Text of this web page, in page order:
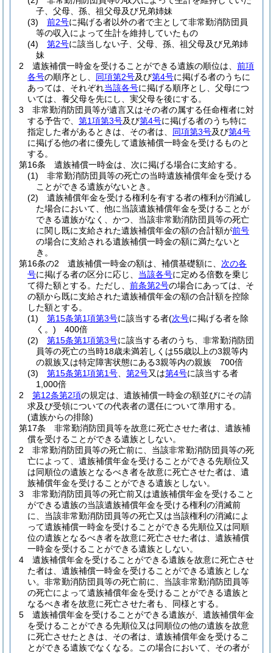
子、父母、孫、祖父母及び兄弟姉妹
(3)
前2号に掲げる者以外の者で主として非常勤消防団員
等の収入によって生計を維持していたもの
(4)
第2号に該当しない子、父母、孫、祖父母及び兄弟姉
妹
2
遺族補償一時金を受けることができる遺族の順位は、 前項
各号の順序とし、 同項第2号及び第4号に掲げる者のうちに
あっては、それぞれ当該各号に掲げる順序とし、父母につ
いては、養父母を先にし、実父母を後にする。
3
非常勤消防団員等が遺言又はその者の属する任命権者に対
する予告で、 第1項第3号及び第4号に掲げる者のうち特に
指定した者があるときは、その者は、 同項第3号及び第4号
に掲げる他の者に優先して遺族補償一時金を受けるものと
する。
第16条
遺族補償一時金は、次に掲げる場合に支給する。
(1)
非常勤消防団員等の死亡の当時遺族補償年金を受ける
ことができる遺族がないとき。
(2)
遺族補償年金を受ける権利を有する者の権利が消滅し
た場合において、他に当該遺族補償年金を受けることが
できる遺族がなく、かつ、当該非常勤消防団員等の死亡
に関し既に支給された遺族補償年金の額の合計額が前号
の場合に支給される遺族補償一時金の額に満たないと
き。
第16条の2
遺族補償一時金の額は、補償基礎額に、 次の各
号に掲げる者の区分に応じ、 当該各号に定める倍数を乗じ
て得た額とする。 ただし、 前条第2号の場合にあっては、そ
の額から既に支給された遺族補償年金の額の合計額を控除
した額とする。
(1)
第15条第1項第3号に該当する者(次号に掲げる者を除
く。) 400倍
(2)
第15条第1項第3号に該当する者のうち、非常勤消防団
員等の死亡の当時18歳未満若しくは55歳以上の3親等内
の親族又は特定障害状態にある3親等内の親族 700倍
(3)
第15条第1項第1号 第2号又は第4号に該当する者
1,000倍
2
第12条第2項の規定は、遺族補償一時金の額並びにその請
求及び受領についての代表者の選任について準用する。
(遺族からの排除)
第17条
非常勤消防団員等を故意に死亡させた者は、遺族補
償を受けることができる遺族としない。
2
非常勤消防団員等の死亡前に、当該非常勤消防団員等の死
亡によって、遺族補償年金を受けることができる先順位又
は同順位の遺族となるべき者を故意に死亡させた者は、遺
族補償年金を受けることができる遺族としない。
3
非常勤消防団員等の死亡前又は遺族補償年金を受けること
ができる遺族の当該遺族補償年金を受ける権利の消滅前
に、当該非常勤消防団員等の死亡又は当該権利の消滅によ
って遺族補償一時金を受けることができる先順位又は同順
位の遺族となるべき者を故意に死亡させた者は、遺族補償
一時金を受けることができる遺族としない。
4
遺族補償年金を受けることができる遺族を故意に死亡させ
た者は、遺族補償一時金を受けることができる遺族としな
い。 非常勤消防団員等の死亡前に、当該非常勤消防団員等
の死亡によって遺族補償年金を受けることができる遺族と
なるべき者を故意に死亡させた者も、同様とする。
5
遺族補償年金を受けることができる遺族が、遺族補償年金
を受けることができる先順位又は同順位の他の遺族を故意
に死亡させたときは、その者は、遺族補償年金を受けるこ
とができる遺族でなくなる。
この場合において、その者が